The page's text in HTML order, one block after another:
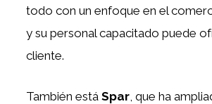
todo con un enfoque en el
y su personal capacitado puede
cliente.
También está Spar , que ha